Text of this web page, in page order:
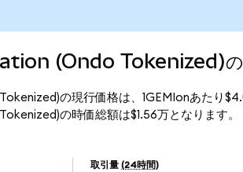
(Ondo Tokenized)の
の現行価格は、1GEMIonあたり
の時価総額は$1.56万となります。
取引量 (24時間)